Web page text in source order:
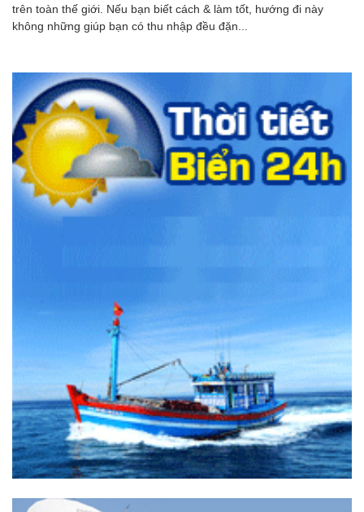
trên toàn thế giới. Nếu bạn biết cách & làm tốt, hướng đi này
không những giúp bạn có thu nhập đều đặn...